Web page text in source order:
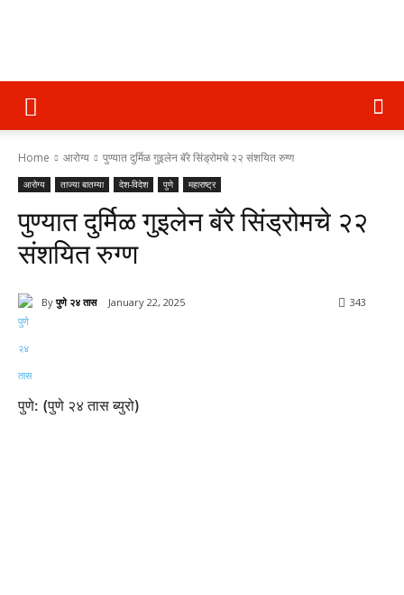
पुणे
२४
Home आरोग्य पुण्यात दुर्मिळ गुइलेन बॅरे सिंड्रोमचे २२ संशयित रुग्ण
आरोग्य ताज्या बातम्या देश-विदेश पुणे महाराष्ट्र
पुण्यात दुर्मिळ गुइलेन बॅरे सिंड्रोमचे २२
संशयित रुग्ण
By पुणे २४ तास January 22, 2025 343
पुणे: (पुणे २४ तास ब्युरो)